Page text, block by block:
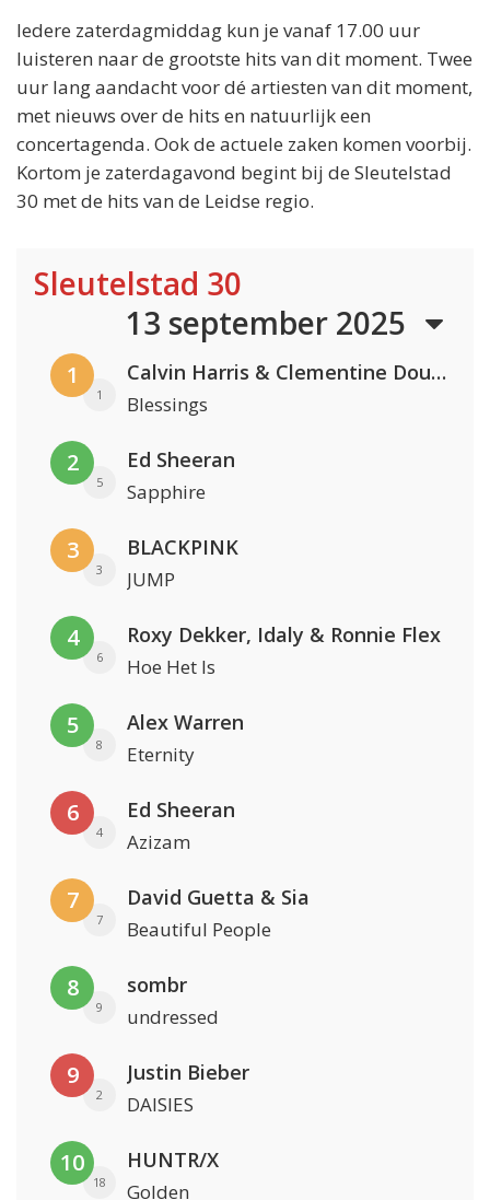
Iedere zaterdagmiddag kun je vanaf 17.00 uur
luisteren naar de grootste hits van dit moment. Twee
uur lang aandacht voor dé artiesten van dit moment,
met nieuws over de hits en natuurlijk een
concertagenda. Ook de actuele zaken komen voorbij.
Kortom je zaterdagavond begint bij de Sleutelstad
30 met de hits van de Leidse regio.
Sleutelstad 30
13 september 2025
1
1
Calvin Harris & Clementine Douglas
Blessings
2
5
Ed Sheeran
Sapphire
3
3
BLACKPINK
JUMP
4
6
Roxy Dekker, Idaly & Ronnie Flex
Hoe Het Is
5
8
Alex Warren
Eternity
6
4
Ed Sheeran
Azizam
7
7
David Guetta & Sia
Beautiful People
8
9
sombr
undressed
9
2
Justin Bieber
DAISIES
10
18
HUNTR/X
Golden